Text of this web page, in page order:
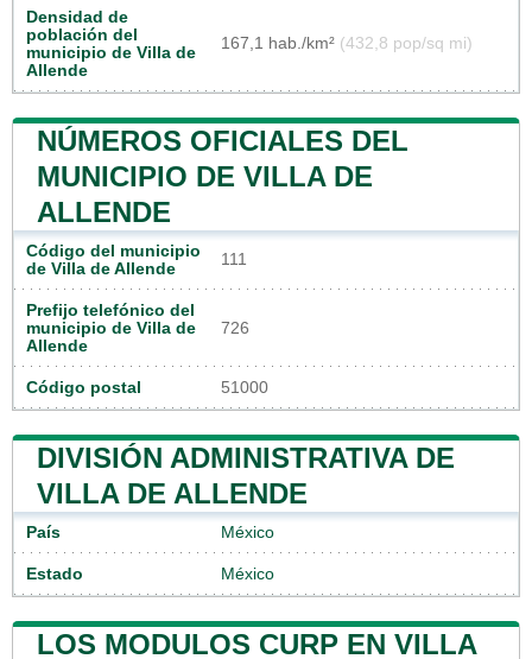
Densidad de
población del
municipio de Villa de
Allende
167,1 hab./km² (432,8 pop/sq mi)
NÚMEROS OFICIALES DEL
MUNICIPIO DE VILLA DE
ALLENDE
Código del municipio
de Villa de Allende
111
Prefijo telefónico del
municipio de Villa de
Allende
726
Código postal 51000
DIVISIÓN ADMINISTRATIVA DE
VILLA DE ALLENDE
País México
Estado México
LOS MODULOS CURP EN VILLA